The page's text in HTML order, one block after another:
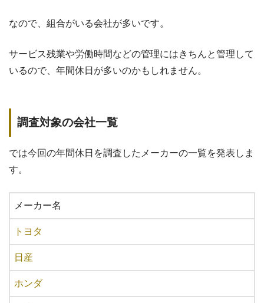
なので、組合がいる会社が多いです。
サービス残業や労働時間などの管理にはきちんと管理して
いるので、年間休日が多いのかもしれません。
調査対象の会社一覧
では今回の年間休日を調査したメーカーの一覧を発表しま
す。
メーカー名
トヨタ
日産
ホンダ